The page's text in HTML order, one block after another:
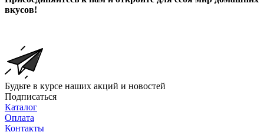
вкусов!
Будьте в курсе наших акций и новостей
Подписаться
Каталог
Оплата
Контакты